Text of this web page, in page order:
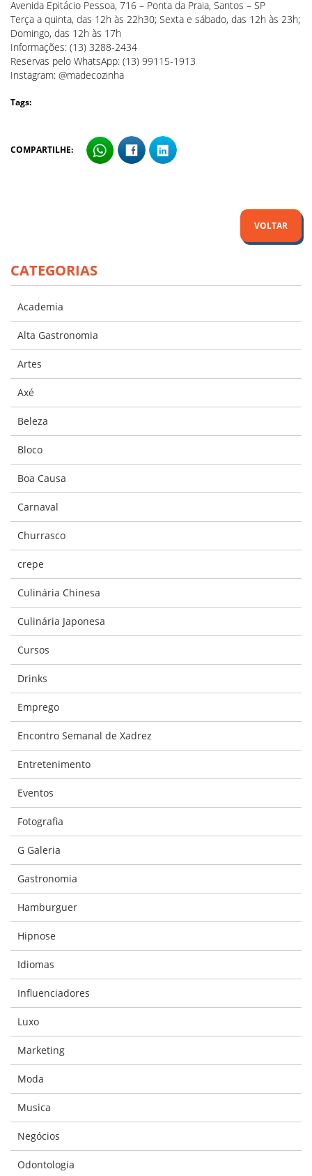
Avenida Epitácio Pessoa, 716 – Ponta da Praia, Santos – SP
Terça a quinta, das 12h às 22h30; Sexta e sábado, das 12h às 23h;
Domingo, das 12h às 17h
Informações: (13) 3288-2434
Reservas pelo WhatsApp: (13) 99115-1913
Instagram: @madecozinha
Tags:
COMPARTILHE:
VOLTAR
CATEGORIAS
Academia
Alta Gastronomia
Artes
Axé
Beleza
Bloco
Boa Causa
Carnaval
Churrasco
crepe
Culinária Chinesa
Culinária Japonesa
Cursos
Drinks
Emprego
Encontro Semanal de Xadrez
Entretenimento
Eventos
Fotografia
G Galeria
Gastronomia
Hamburguer
Hipnose
Idiomas
Influenciadores
Luxo
Marketing
Moda
Musica
Negócios
Odontologia